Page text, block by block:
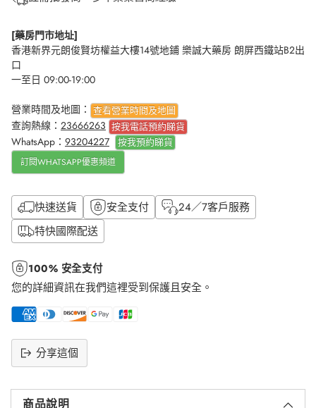
[藥房門市地址]
香港新界元朗俊賢坊權益大樓14號地鋪 樂誠大藥房 朗屏西鐵站B2出
口
一至日 09:00-19:00
營業時間及地圖： 查看營業時間及地圖
查詢熱線： 23666263 按我電話預約睇貨
WhatsApp： 93204227 按我預約睇貨
訂閱WHATSAPP優惠頻道
快速送貨 安全支付
24／7客戶服務
特快國際配送
100% 安全支付
您的詳細資訊在我們這裡受到保護且安全。
分享這個
產
商品說明